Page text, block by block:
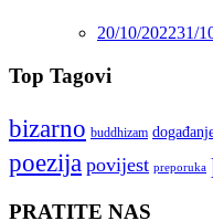
20/10/202231/
Top Tagovi
bizarno buddhizam
poezija povijest preporuka
PRATITE NAS